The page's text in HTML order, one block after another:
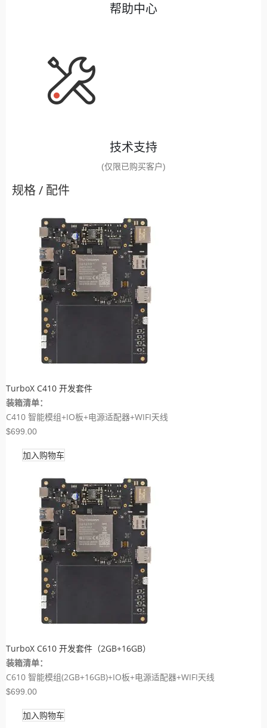
帮助中心
技术支持
(仅限已购买客户)
规格 / 配件
TurboX C410 开发套件
装箱清单：
C410 智能模组+IO板+电源适配器+WIFI天线
$699.00
加入购物车
TurboX C610 开发套件（2GB+16GB）
装箱清单：
C610 智能模组(2GB+16GB)+IO板+电源适配器+WIFI天线
$699.00
加入购物车